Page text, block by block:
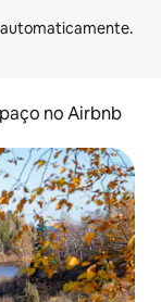
no Airbnb